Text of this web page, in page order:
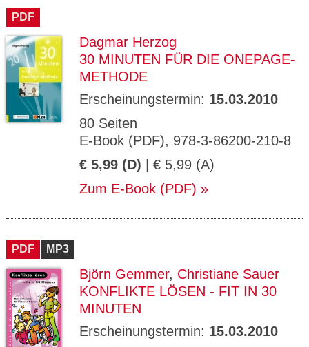
PDF
Dagmar Herzog
30 MINUTEN FÜR DIE ONEPAGE-
METHODE
Erscheinungstermin: 15.03.2010
80 Seiten
E-Book (PDF), 978-3-86200-210-8
€ 5,99 (D) | € 5,99 (A)
Zum E-Book (PDF)
PDF MP3
Björn Gemmer, Christiane Sauer
KONFLIKTE LÖSEN - FIT IN 30
MINUTEN
Erscheinungstermin: 15.03.2010